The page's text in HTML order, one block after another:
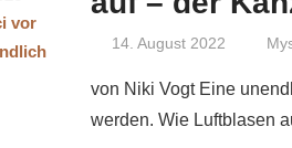
14. August 2022
von Niki Vogt Eine
werden. Wie Luftblasen
vor